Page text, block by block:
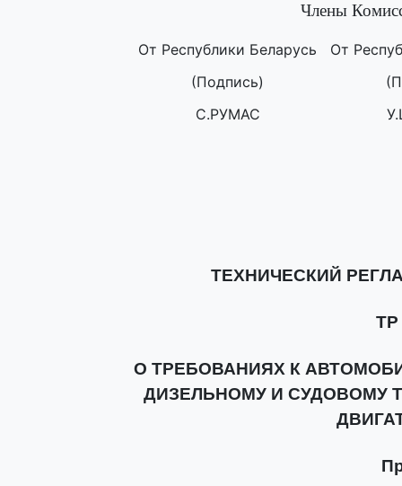
Члены
От Республики Беларусь
(Подпись)
С.РУМАС
От
ТЕХНИЧЕСКИЙ
ТР
О ТРЕБОВАНИЯХ К
ДИЗЕЛЬНОМУ И СУДОВОМУ